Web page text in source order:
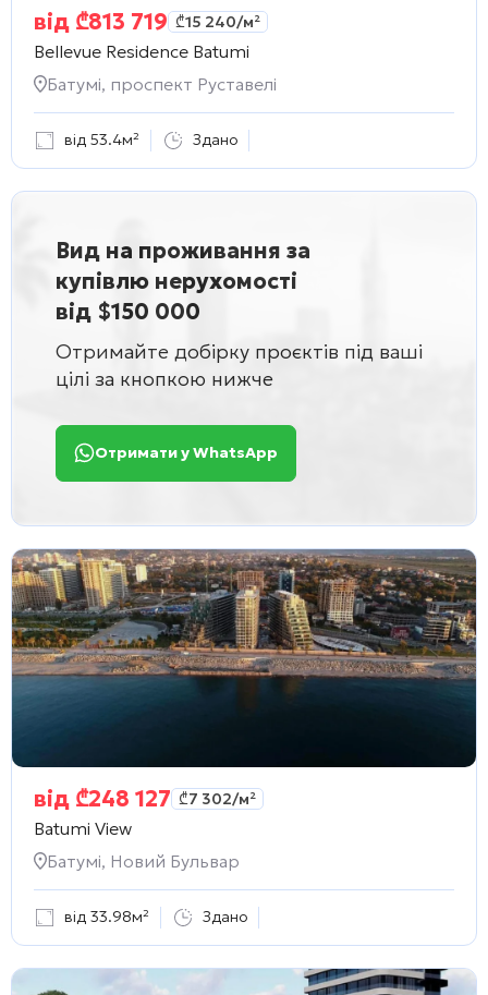
від ₾813 719 ₾15 240/м²
Bellevue Residence Batumi
Батумі, проспект Руставелі
від 53.4м² Здано
Вид на проживання за
купівлю нерухомості
від $150 000
Отримайте добірку проєктів під ваші
цілі за кнопкою нижче
Отримати у WhatsApp
від ₾248 127 ₾7 302/м²
Batumi View
Батумі, Новий Бульвар
від 33.98м² Здано